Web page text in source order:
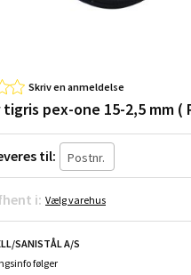
Skriv en anmeldelse
pex-one 15-2,5 mm (
til:
i: Vælg varehus
SANISTÅL A/S
følger